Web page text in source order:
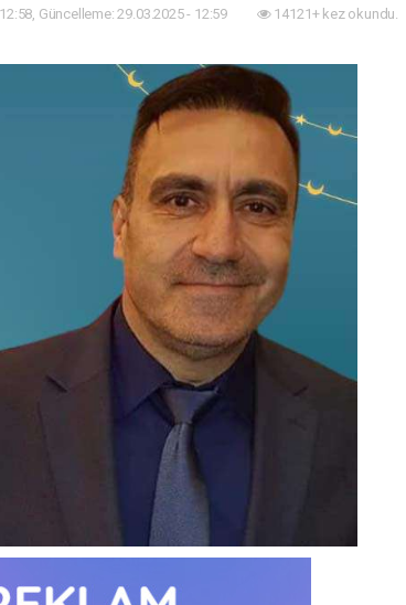
Güncelleme: 29.03.2025 - 12:59 14121+ kez okundu.